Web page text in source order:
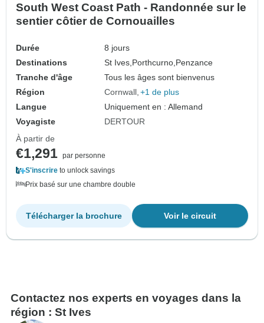
South West Coast Path - Randonnée sur le
sentier côtier de Cornouailles
Durée
8 jours
Destinations
St Ives, Porthcurno, Penzance
Tranche d'âge
Tous les âges sont bienvenus
Région
Cornwall +1 de plus
Langue
Uniquement en : Allemand
Voyagiste
DERTOUR
À partir de
€1,291 par personne
S'inscrire to unlock savings
Prix basé sur une chambre double
Voir le circuit
Télécharger la brochure
Contactez nos experts en voyages dans la
région : St Ives